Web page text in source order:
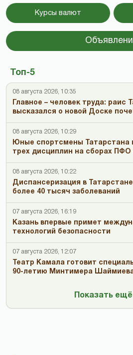
Курсы валют
Топ-5
08 августа 2026, 10:35
Главное – человек труда: раис
высказался о новой Доске
08 августа 2026, 10:29
Юные спортсмены Татарстана
трех дисциплин на сборах ПФО
08 августа 2026, 10:22
Диспансеризация в
более 40 тысяч заболеваний
07 августа 2026, 16:19
Казань впервые примет
технологий безопасности
07 августа 2026, 12:07
Театр Камала готовит
90-летию Минтимера
Показать ещё